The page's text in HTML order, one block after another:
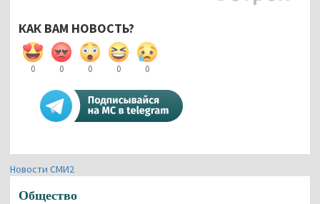
КАК ВАМ НОВОСТЬ?
0 0 0 0 0
Новости СМИ2
Общество